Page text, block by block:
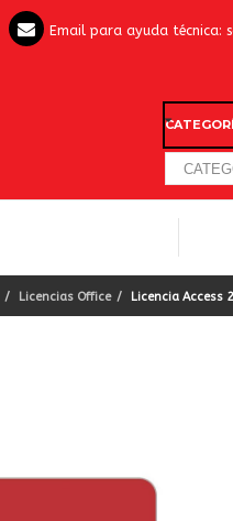
Email para ayuda técnica:
Licencias Office Licencia Access